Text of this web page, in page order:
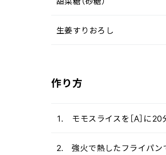
生姜すりおろし
作り方
1. モモスライスを［A］に20
2. 強火で熱したフライパン